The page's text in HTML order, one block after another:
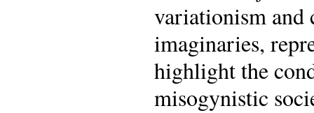
variationism and
imaginaries,
highlight the
misogynistic